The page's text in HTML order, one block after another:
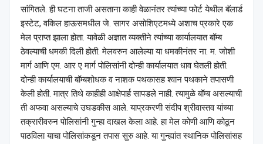
सांगितले. ही घटना ताजी असताना काही वेळानंतर त्यांच्या फोर्ट येथील बॅलार्ड
इस्टेट, वकिल हाऊसमधील जे. सागर असोशिएटमध्ये अशाच प्रकारे एक
मेल प्राप्त झाला होता. यावेळी अज्ञात व्यक्तीने त्यांच्या कार्यालयात बॉम्ब
ठेवल्याची धमकी दिली होती. मेलवरुन आलेल्या या धमकीनंतर ना. म. जोशी
मार्ग आणि एम. आर ए मार्ग पोलिसांनी दोन्ही कार्यालयात धाव घेतली होती.
दोन्ही कार्यालयाची बॉम्बशोधक व नाशक पथकासह श्‍वान पथकाने तपासणी
केली होती. मात्र तिथे काहीही आक्षेपार्ह सापडले नाही. त्यामुळे बॉम्ब असल्याची
ती अफवा असल्याचे उघडकीस आले. याप्रकरणी संदीप श्रीवास्तव यांच्या
तक्रारीवरुन पोलिसांनी गुन्हा दाखल केला आहे. हा मेल कोणी आणि कोठून
पाठविला याचा पोलिसांकडून तपास सुरु आहे. या गुन्ह्यांत स्थानिक पोलिसांसह